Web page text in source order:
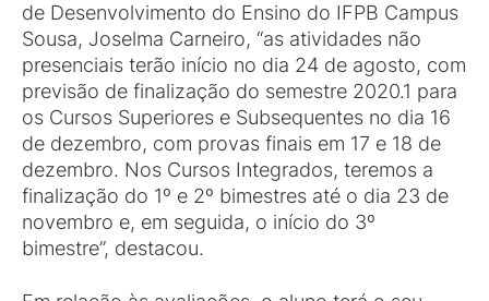
de Desenvolvimento do Ensino do IFPB Campus
Sousa, Joselma Carneiro, “as atividades não
presenciais terão início no dia 24 de agosto, com
previsão de finalização do semestre 2020.1 para
os Cursos Superiores e Subsequentes no dia 16
de dezembro, com provas finais em 17 e 18 de
dezembro. Nos Cursos Integrados, teremos a
finalização do 1º e 2º bimestres até o dia 23 de
novembro e, em seguida, o início do 3º
bimestre”, destacou.